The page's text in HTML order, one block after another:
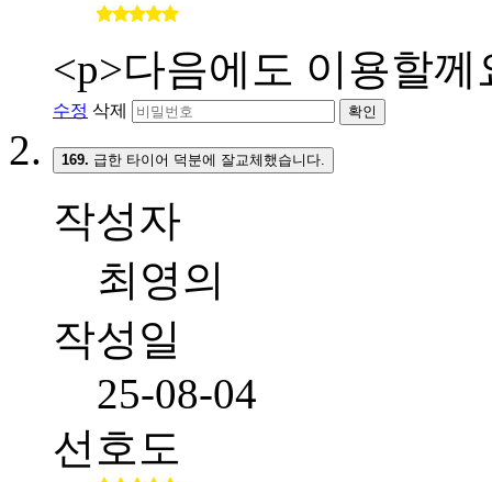
<p>다음에도 이용할께
수정 삭제 확인
169. 급한 타이어 덕분에 잘교체했습니다.
작성자
최영의
작성일
25-08-04
선호도